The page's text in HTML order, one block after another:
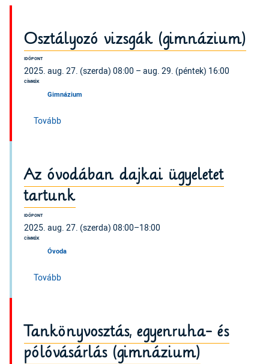
Osztályozó vizsgák (gimnázium)
IDŐPONT
2025. aug. 27. (szerda) 08:00 – aug. 29. (péntek) 16:00
CÍMKÉK
Gimnázium
Tovább(Osztályozó vizsgák (gimnázium))
Az óvodában dajkai ügyeletet
tartunk
IDŐPONT
2025. aug. 27. (szerda) 08:00–18:00
CÍMKÉK
Óvoda
Tovább(Az óvodában dajkai ügyeletet tartunk)
Tankönyvosztás, egyenruha- és
pólóvásárlás (gimnázium)